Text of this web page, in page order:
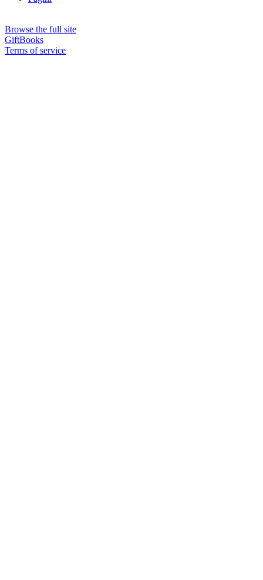
Browse the full site
GiftBooks
Terms of service